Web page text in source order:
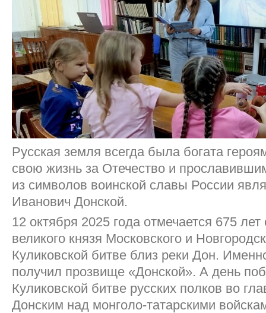
Русская земля всегда была богата
свою жизнь за Отечество и
из символов воинской славы России
Иванович Донской.
12 октября 2025 года отмечается 675
великого князя Московского и
Куликовской битве близ реки Дон.
получил прозвище «Донской». А день
Куликовской битве русских полков во
Донским над монголо-татарскими